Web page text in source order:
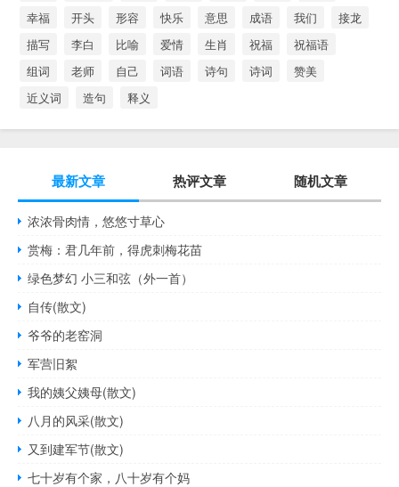
幸福
开头 形容 快乐 意思 成语 我们
接龙
描写
李白 比喻 爱情 生肖 祝福
祝福语
组词
老师 自己 词语 诗句 诗词
赞美
近义词
造句 释义
最新文章 热评文章 随机文章
浓浓骨肉情，悠悠寸草心
赏梅：君几年前，得虎刺梅花苗
绿色梦幻 小三和弦（外一首）
自传(散文)
爷爷的老窑洞
军营旧絮
我的姨父姨母(散文)
八月的风采(散文)
又到建军节(散文)
七十岁有个家，八十岁有个妈